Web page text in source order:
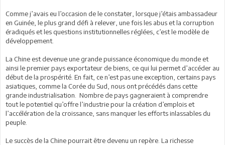
Comme j’avais eu l’occasion de le constater, lorsque j’étais ambassadeur
en Guinée, le plus grand défi à relever, une fois les abus et la corruption
éradiqués et les questions institutionnelles réglées, c’est le modèle de
développement.
La Chine est devenue une grande puissance économique du monde et
ainsi le premier pays exportateur de biens, ce qui lui permet d’accéder au
début de la prospérité. En fait, ce n’est pas une exception, certains pays
asiatiques, comme la Corée du Sud, nous ont précédés dans cette
grande industrialisation. Nombre de pays gagneraient à comprendre
tout le potentiel qu’offre l’industrie pour la création d’emplois et
l’accélération de la croissance, sans manquer les efforts inlassables du
peuple.
Le succès de la Chine pourrait être devenu un repère. La richesse